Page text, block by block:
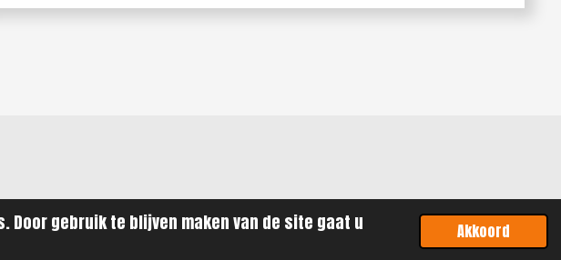
gebruik te blijven maken van de site gaat u Akkoord
l e a